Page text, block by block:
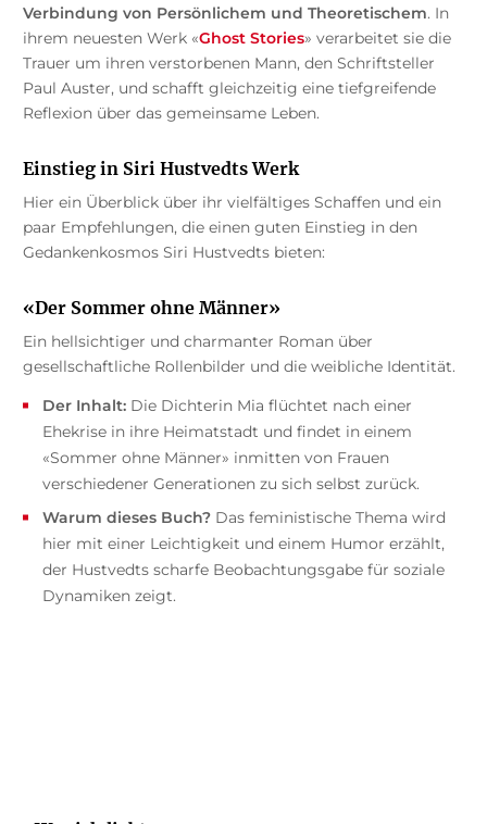
Verbindung von Persönlichem und Theoretischem. In
ihrem neuesten Werk «Ghost Stories» verarbeitet sie die
Trauer um ihren verstorbenen Mann, den Schriftsteller
Paul Auster, und schafft gleichzeitig eine tiefgreifende
Reflexion über das gemeinsame Leben.
Einstieg in Siri Hustvedts Werk
Hier ein Überblick über ihr vielfältiges Schaffen und ein
paar Empfehlungen, die einen guten Einstieg in den
Gedankenkosmos Siri Hustvedts bieten:
«Der Sommer ohne Männer»
Ein hellsichtiger und charmanter Roman über
gesellschaftliche Rollenbilder und die weibliche Identität.
Der Inhalt:Die Dichterin Mia flüchtet nach einer
Ehekrise in ihre Heimatstadt und findet in einem
«Sommer ohne Männer» inmitten von Frauen
verschiedener Generationen zu sich selbst zurück.
Warum dieses Buch?Das feministische Thema wird
hier mit einer Leichtigkeit und einem Humor erzählt,
der Hustvedts scharfe Beobachtungsgabe für soziale
Dynamiken zeigt.